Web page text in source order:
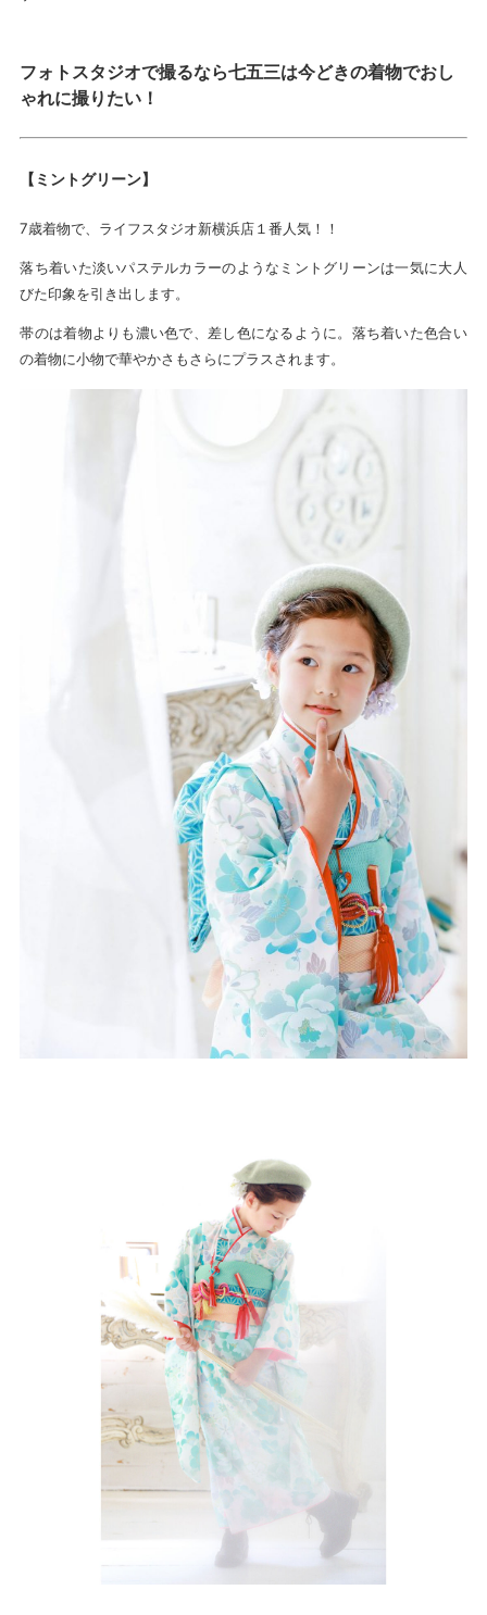
フォトスタジオで撮るなら七五三は今どきの着物でおし
ゃれに撮りたい！
【ミントグリーン】
7歳着物で、ライフスタジオ新横浜店１番人気！！
落ち着いた淡いパステルカラーのようなミントグリーンは一気に大人
びた印象を引き出します。
帯のは着物よりも濃い色で、差し色になるように。落ち着いた色合い
の着物に小物で華やかさもさらにプラスされます。